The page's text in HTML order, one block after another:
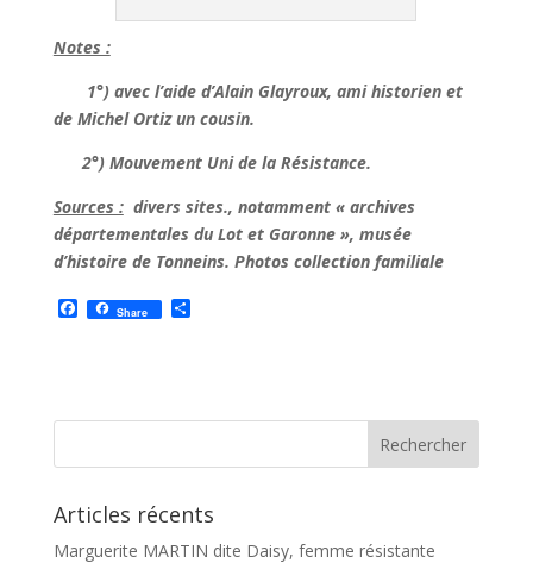
Notes :
1°) avec l’aide d’Alain Glayroux, ami historien et
de Michel Ortiz un cousin.
2°) Mouvement Uni de la Résistance.
Sources :divers sites., notamment « archives
départementales du Lot et Garonne », musée
d’histoire de Tonneins. Photos collection familiale
F
a
o
Share P
e
Articles récents
Marguerite MARTIN dite Daisy, femme résistante